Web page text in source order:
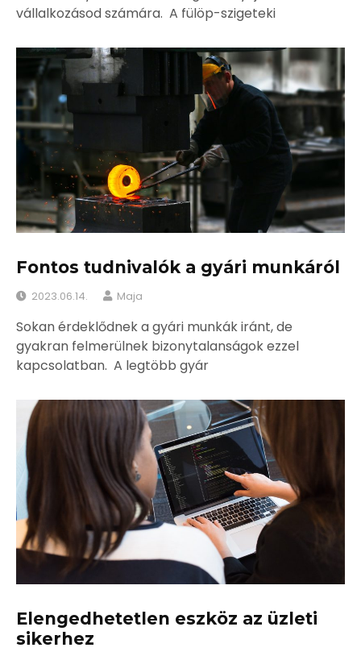
vállalkozásod számára. A fülöp-szigeteki
Fontos tudnivalók a gyári munkáról
2023.06.14. Maja
Sokan érdeklődnek a gyári munkák iránt, de
gyakran felmerülnek bizonytalanságok ezzel
kapcsolatban. A legtöbb gyár
Elengedhetetlen eszköz az üzleti
sikerhez